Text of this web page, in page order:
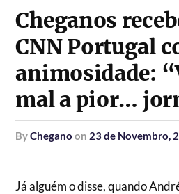
Cheganos
CNN Portugal
animosidade:
mal a pior…
byChegano on 23 de Novembro,
Já alguém o disse, quando